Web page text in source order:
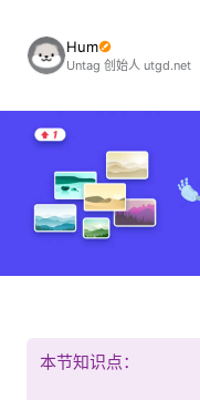
Hum
Untag 创始人 utgd.net
本节知识点：